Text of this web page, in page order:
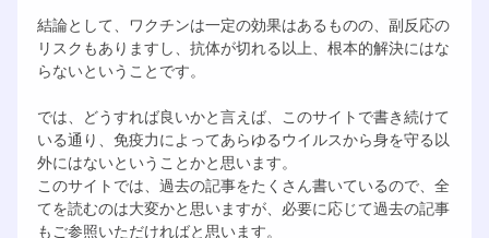
結論として、ワクチンは一定の効果はあるものの、副反応の
リスクもありますし、抗体が切れる以上、根本的解決にはな
らないということです。
では、どうすれば良いかと言えば、このサイトで書き続けて
いる通り、免疫力によってあらゆるウイルスから身を守る以
外にはないということかと思います。
このサイトでは、過去の記事をたくさん書いているので、全
てを読むのは大変かと思いますが、必要に応じて過去の記事
もご参照いただければと思います。